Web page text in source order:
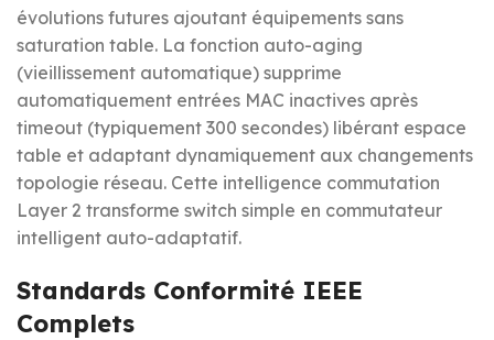
évolutions futures ajoutant équipements sans
saturation table. La fonction auto-aging
(vieillissement automatique) supprime
automatiquement entrées MAC inactives après
timeout (typiquement 300 secondes) libérant espace
table et adaptant dynamiquement aux changements
topologie réseau. Cette intelligence commutation
Layer 2 transforme switch simple en commutateur
intelligent auto-adaptatif.
Standards Conformité IEEE
Complets